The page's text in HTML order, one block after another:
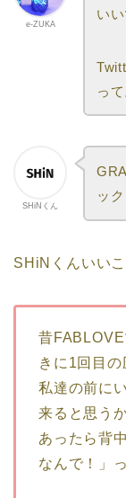
e-ZUKA
い
って
SHiNくん
ッ
SHiNくんいいこ
昔
きに1回目の
私達の前に
来ると思う
あったら背
なんで！」